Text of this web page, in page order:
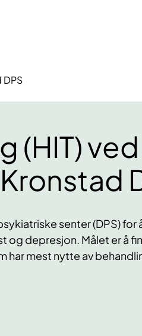
(HIT)
senter (DPS) for
og depresjon. Målet er å
har mest nytte av